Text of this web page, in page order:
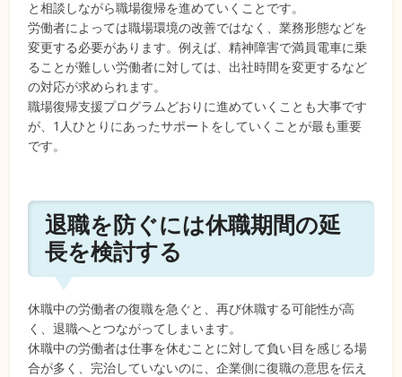
と相談しながら職場復帰を進めていくことです。
労働者によっては職場環境の改善ではなく、業務形態などを
変更する必要があります。例えば、精神障害で満員電車に乗
ることが難しい労働者に対しては、出社時間を変更するなど
の対応が求められます。
職場復帰支援プログラムどおりに進めていくことも大事です
が、1人ひとりにあったサポートをしていくことが最も重要
です。
退職を防ぐには休職期間の延
長を検討する
休職中の労働者の復職を急ぐと、再び休職する可能性が高
く、退職へとつながってしまいます。
休職中の労働者は仕事を休むことに対して負い目を感じる場
合が多く、完治していないのに、企業側に復職の意思を伝え